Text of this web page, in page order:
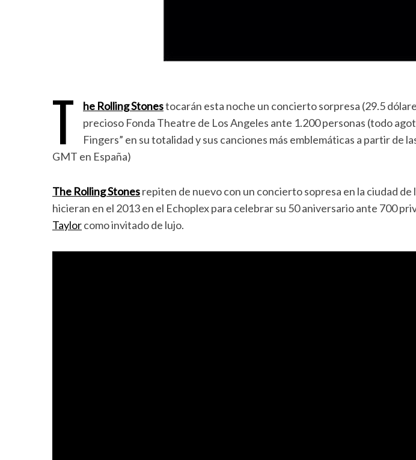
T he Rolling Stonestocarán esta noche un concierto sorpresa (29.5
precioso Fonda Theatre de Los Angeles ante 1.200 personas (todo
Fingers” en su totalidad y sus canciones más emblemáticas a partir de
GMT en España)
The Rolling Stonesrepiten de nuevo con un concierto sopresa en la ciudad de
hicieran en el 2013 en el Echoplex para celebrar su 50 aniversario ante 700
Taylorcomo invitado de lujo.